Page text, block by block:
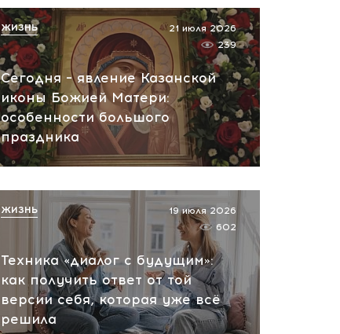
Сегодня – явление Казанской
иконы Божией Матери:
особенности большого
праздника
21 июля 2026
239
ЖИЗНЬ
Техника «диалог с будущим»:
как получить ответ от той
версии себя, которая уже всё
решила
19 июля 2026
602
ЖИЗНЬ